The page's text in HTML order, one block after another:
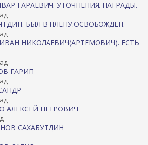
ГАРАЕВИЧ. УТОЧНЕНИЯ. НАГРАДЫ.
БЫЛ В ПЛЕНУ.ОСВОБОЖДЕН.
НИКОЛАЕВИЧ(АРТЕМОВИЧ). ЕСТЬ
ГАРИП
АЛЕКСЕЙ ПЕТРОВИЧ
САХАБУТДИН